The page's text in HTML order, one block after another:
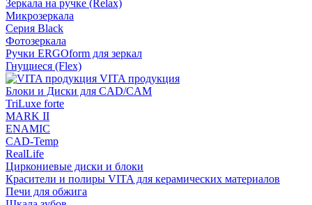
Зеркала на ручке (Relax)
Микрозеркала
Серия Black
Фотозеркала
Ручки ERGOform для зеркал
Гнущиеся (Flex)
VITA продукция
Блоки и Диски для CAD/CAM
TriLuxe forte
MARK II
ENAMIC
CAD-Temp
RealLife
Циркониевые диски и блоки
Красители и полиры VITA для керамических материалов
Печи для обжига